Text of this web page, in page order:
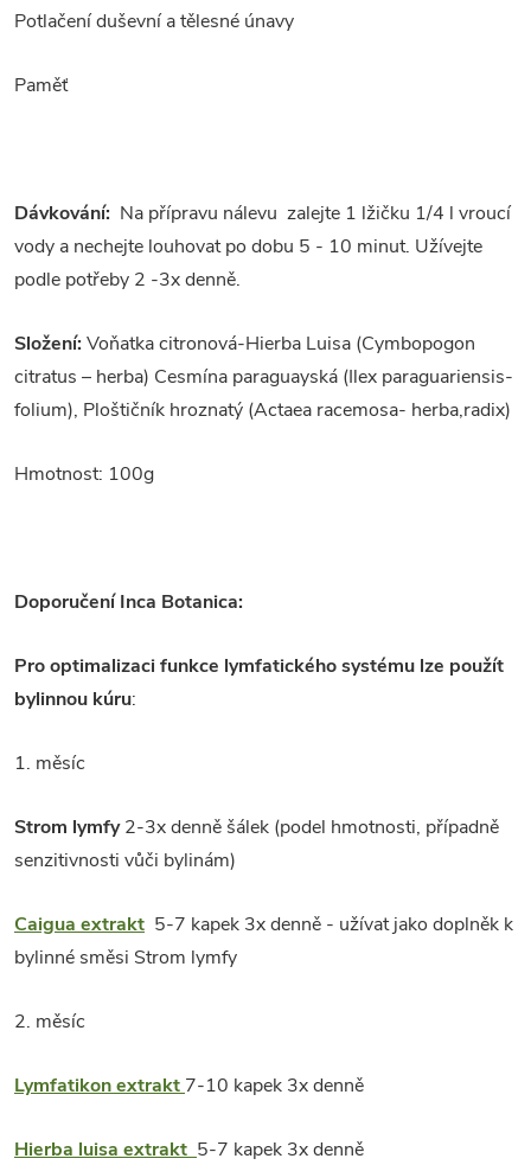
Potlačení duševní a tělesné únavy
Paměť
Dávkování: Na přípravu nálevu zalejte 1 lžičku 1/4 l vroucí
vody a nechejte louhovat po dobu 5 - 10 minut. Užívejte
podle potřeby 2 -3x denně.
Složení: Voňatka citronová-Hierba Luisa (Cymbopogon
citratus – herba) Cesmína paraguayská (Ilex paraguariensis-
folium), Ploštičník hroznatý (Actaea racemosa- herba,radix)
Hmotnost: 100g
Doporučení Inca Botanica:
Pro optimalizaci funkce lymfatického systému lze použít
bylinnou kúru:
1. měsíc
Strom lymfy 2-3x denně šálek (podel hmotnosti, případně
senzitivnosti vůči bylinám)
Caigua extrakt 5-7 kapek 3x denně - užívat jako doplněk k
bylinné směsi Strom lymfy
2. měsíc
Lymfatikonextrakt 7-10 kapek 3x denně
Hierba luisa extrakt 5-7 kapek 3x denně